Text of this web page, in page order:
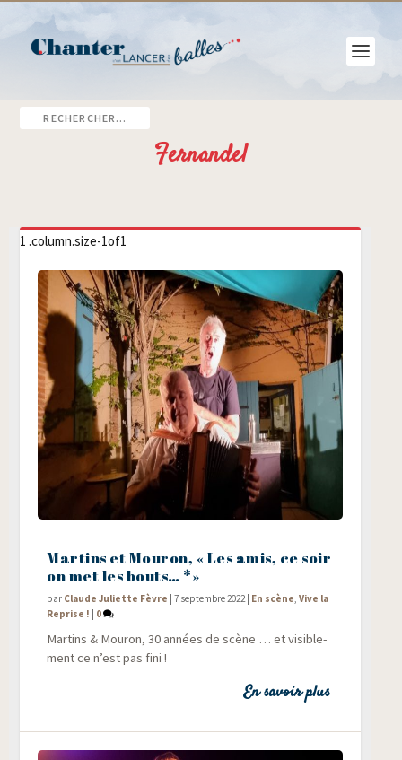
Fernandel
Martins et Mouron, « Les amis, ce soir
on met les bouts… *»
par Claude Juliette Fèvre |7 septembre 2022 | En scène ,Vive la
Reprise ! | 0
Mar­tins & Mou­ron, 30 années de scène … et visi­ble­
ment ce n’est pas fini !
En savoir plus